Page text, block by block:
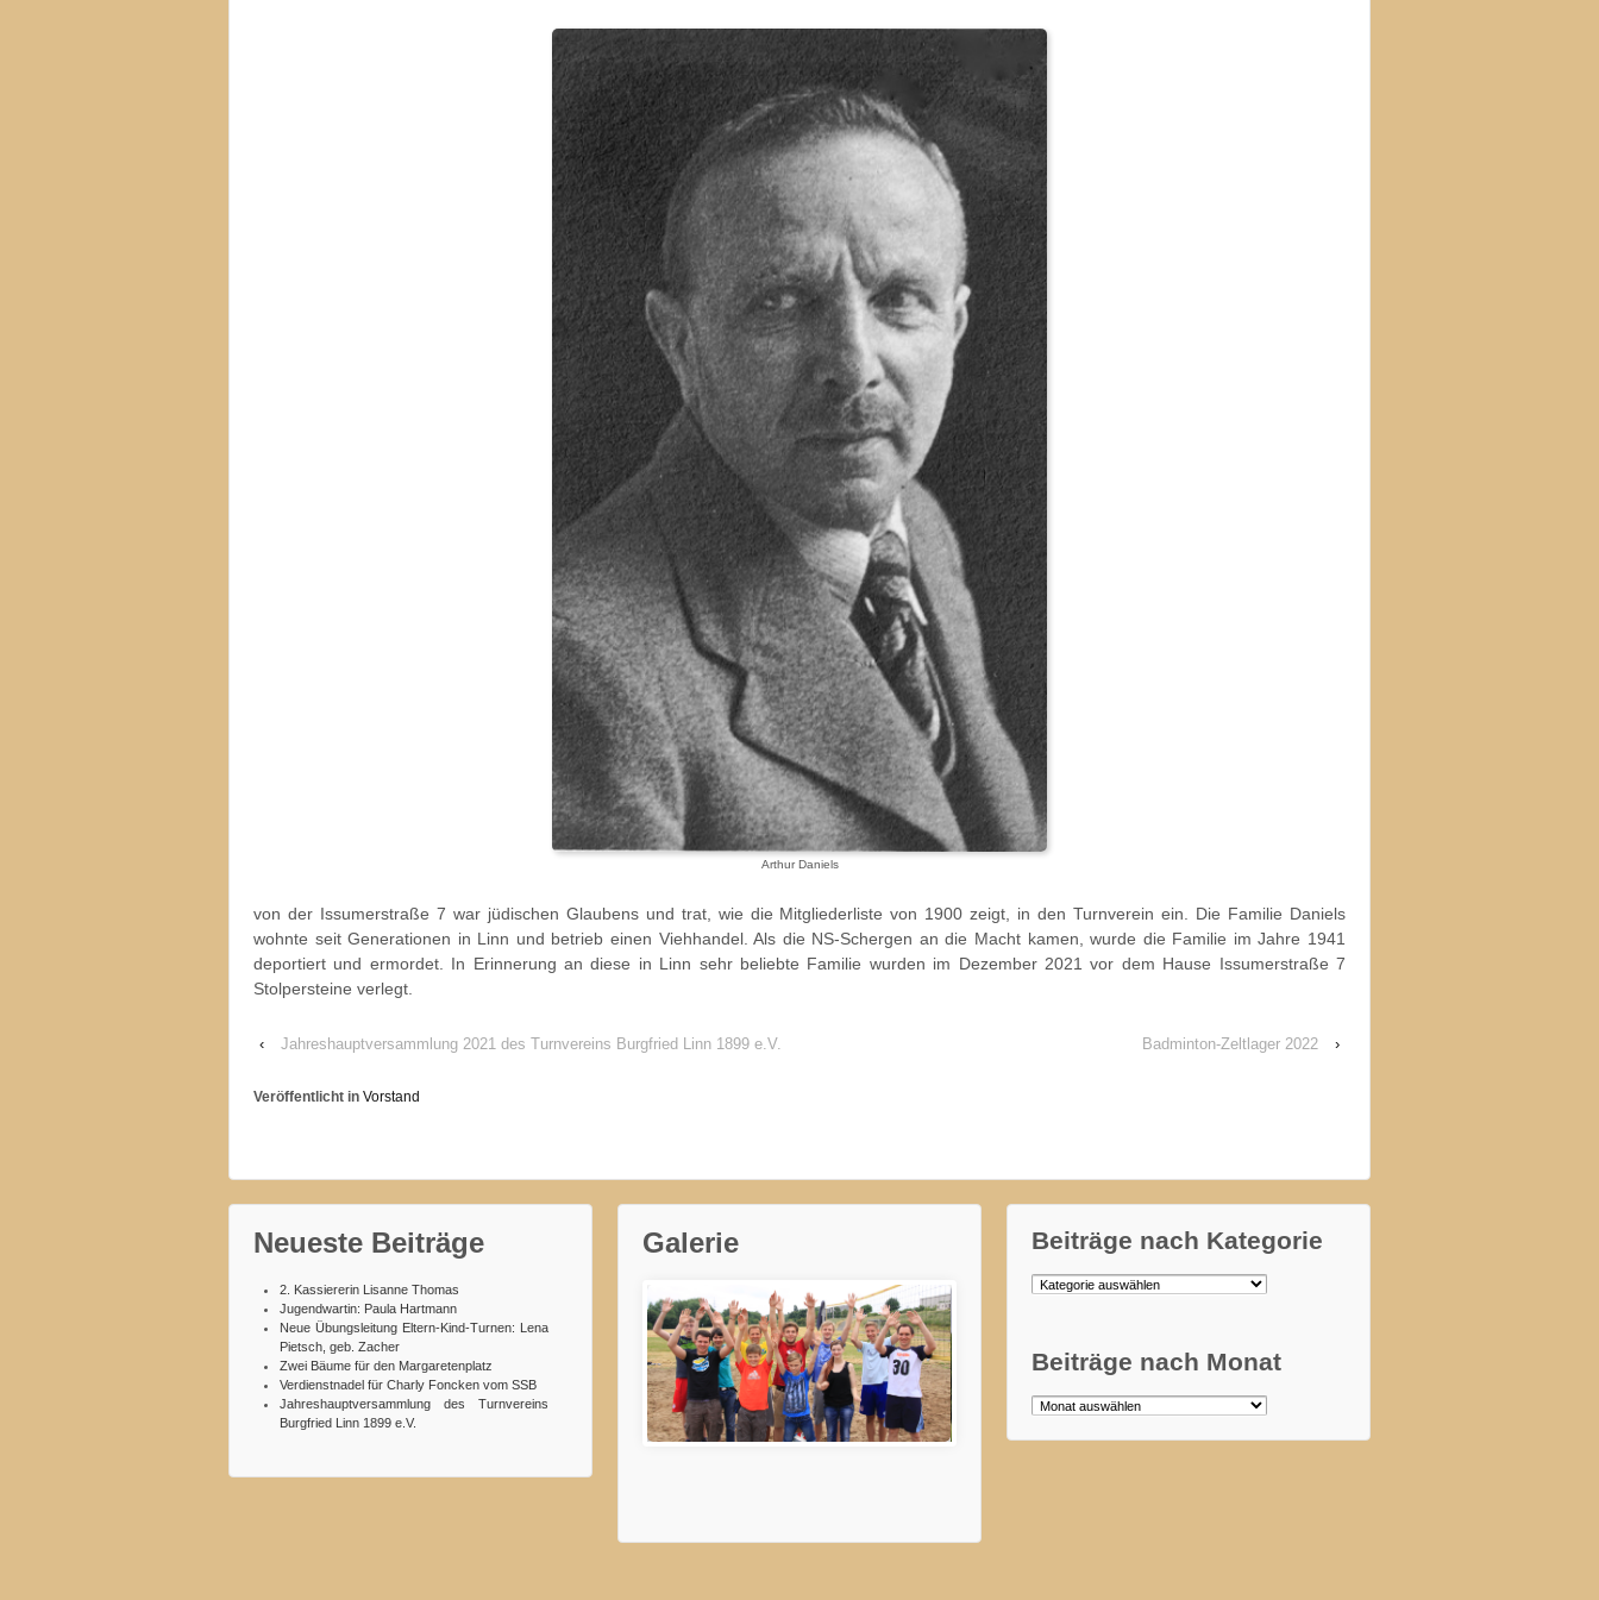
Arthur Daniels
von der Issumerstraße 7 war jüdischen Glaubens und trat, wie die Mitgliederliste von 1900 zeigt, in den Turnverein ein. Die Familie Daniels
wohnte seit Generationen in Linn und betrieb einen Viehhandel. Als die NS-Schergen an die Macht kamen, wurde die Familie im Jahre 1941
deportiert und ermordet. In Erinnerung an diese in Linn sehr beliebte Familie wurden im Dezember 2021 vor dem Hause Issumerstraße 7
Stolpersteine verlegt.
‹ Jahreshauptversammlung 2021 des Turnvereins Burgfried Linn 1899 e.V. Badminton-Zeltlager 2022 ›
Veröffentlicht in Vorstand
Neueste Beiträge
2. Kassiererin Lisanne Thomas
Jugendwartin: Paula Hartmann
Neue Übungsleitung Eltern-Kind-Turnen: Lena
Pietsch, geb. Zacher
Zwei Bäume für den Margaretenplatz
Verdienstnadel für Charly Foncken vom SSB
Jahreshauptversammlung des Turnvereins
Burgfried Linn 1899 e.V.
Galerie
Zeltlager2015
Beiträge nach Kategorie
Beiträge
Beiträge nach Monat
Beiträge
Monat